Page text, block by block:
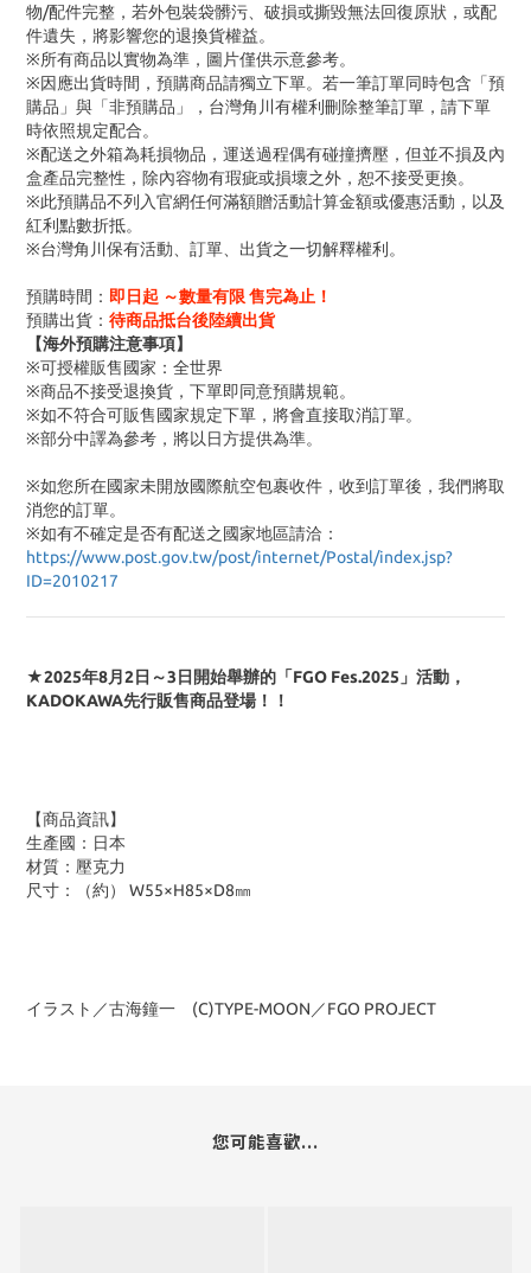
物/配件完整，若外包裝袋髒污、破損或撕毀無法回復原狀，或配
件遺失，將影響您的退換貨權益。
※所有商品以實物為準，圖片僅供示意參考。
※因應出貨時間，預購商品請獨立下單。若一筆訂單同時包含「預
購品」與「非預購品」，台灣角川有權利刪除整筆訂單，請下單
時依照規定配合。
※配送之外箱為耗損物品，運送過程偶有碰撞擠壓，但並不損及內
盒產品完整性，除內容物有瑕疵或損壞之外，恕不接受更換。
※此預購品不列入官網任何滿額贈活動計算金額或優惠活動，以及
紅利點數折抵。
※台灣角川保有活動、訂單、出貨之一切解釋權利。
預購時間： 即日起 ～數量有限 售完為止！
預購出貨： 待商品抵台後陸續出貨
【海外預購注意事項】
※可授權販售國家：全世界
※商品不接受退換貨，下單即同意預購規範。
※如不符合可販售國家規定下單，將會直接取消訂單。
※部分中譯為參考，將以日方提供為準。
※如您所在國家未開放國際航空包裹收件，收到訂單後，我們將取
消您的訂單。
※如有不確定是否有配送之國家地區請洽：
https://www.post.gov.tw/post/internet/Postal/index.jsp?
ID=2010217
★2025年8月2日～3日開始舉辦的「FGO Fes.2025」活動，
KADOKAWA先行販售商品登場！！
【商品資訊】
生產國：日本
材質：壓克力
尺寸：（約） W55×H85×D8㎜
イラスト／古海鐘一 (C)TYPE-MOON／FGO PROJECT
您可能喜歡...